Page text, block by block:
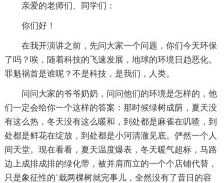
亲爱的老师们、同学们：
你们好！
在我开演讲之前，先问大家一个问题，你们今天环保
了吗？唉，随着科技的飞速发展，地球的环境日趋恶化。
罪魁祸首是谁呢？不是科技，是我们，人类。
问问大家的爷爷奶奶，问问他们的环境是怎样的，他
们一定会给你一个这样的答案：那时候绿树成荫，夏天没
有这么热，冬天没有这么暖和，到处都是麻雀在叽喳，到
处都是鲜花在绽放，到处都是小河清澈见底。俨然一个人
间天堂。现在看看，夏天温度爆表，冬天暖气超标，马路
边上成排成排的绿化带，被并肩而立的一个个店铺代替，
只是象征性的`栽两棵树就完事儿，全然没有了昔日的容